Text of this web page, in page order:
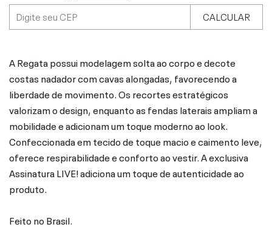
CALCULAR
A Regata possui modelagem solta ao corpo e decote
costas nadador com cavas alongadas, favorecendo a
liberdade de movimento. Os recortes estratégicos
valorizam o design, enquanto as fendas laterais ampliam a
mobilidade e adicionam um toque moderno ao look.
Confeccionada em tecido de toque macio e caimento leve,
oferece respirabilidade e conforto ao vestir. A exclusiva
Assinatura LIVE! adiciona um toque de autenticidade ao
produto.
Feito no Brasil.